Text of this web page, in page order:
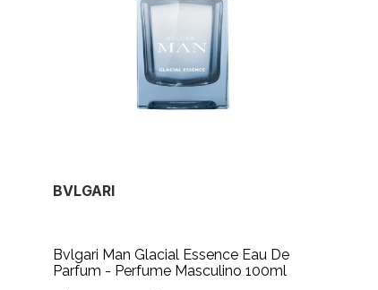
BVLGARI
Bvlgari Man Glacial Essence Eau De
Parfum - Perfume Masculino 100ml